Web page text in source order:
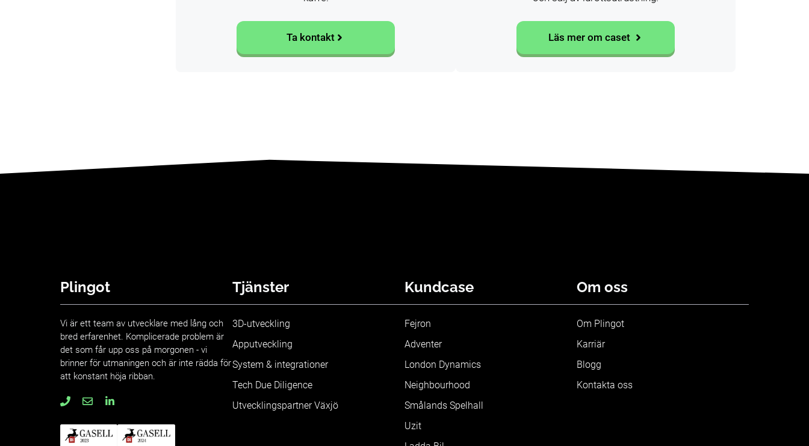
Ta kontakt Läs mer om caset
Plingot
Vi är ett team av utvecklare med lång och
bred erfarenhet. Komplicerade problem är
det som får upp oss på morgonen - vi
brinner för utmaningen och är inte rädda för
att konstant höja ribban.
Tjänster
3D-utveckling
Apputveckling
System & integrationer
Tech Due Diligence
Utvecklingspartner Växjö
Kundcase
Fejron
Adventer
London Dynamics
Neighbourhood
Smålands Spelhall
Uzit
Om oss
Om Plingot
Karriär
Blogg
Kontakta oss